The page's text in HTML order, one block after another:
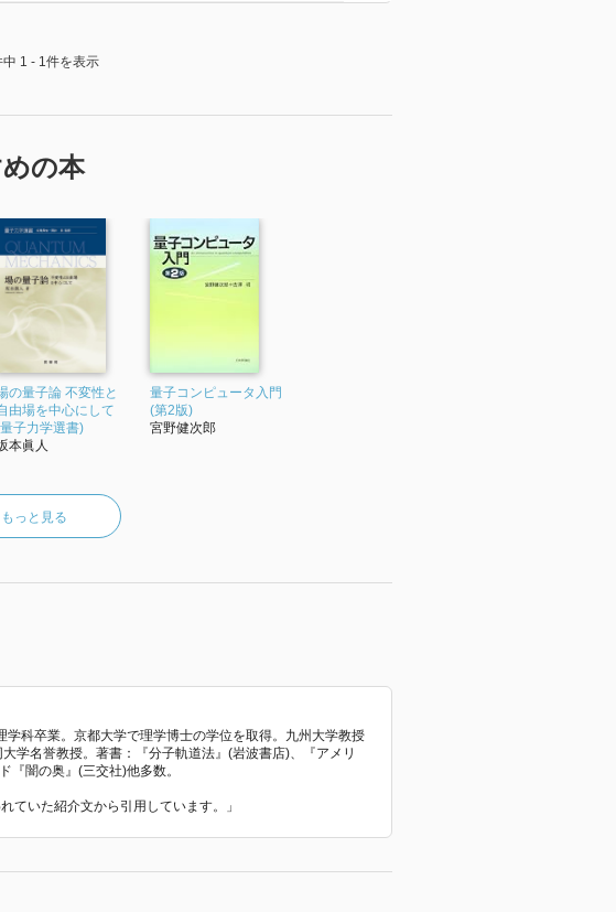
中 1 - 1件を表示
の本
の量子論 不変性と
由場を中心にして
子力学選書)
本眞人
量子コンピュータ入門
(第2版)
宮野健次郎
もっと見る
科卒業。京都大学で理学博士の学位を取得。九州大学教授
学名誉教授。著書：『分子軌道法』(岩波書店)、『アメリ
『闇の奥』(三交社)他多数。
ていた紹介文から引用しています。」